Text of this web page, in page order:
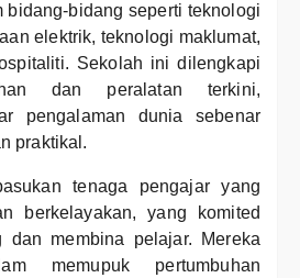
bidang-bidang seperti teknologi
elektrik, teknologi maklumat,
Sekolah ini dilengkapi
dan peralatan terkini,
pengalaman dunia sebenar
praktikal.
tenaga pengajar yang
berkelayakan, yang komited
dan membina pelajar. Mereka
memupuk pertumbuhan